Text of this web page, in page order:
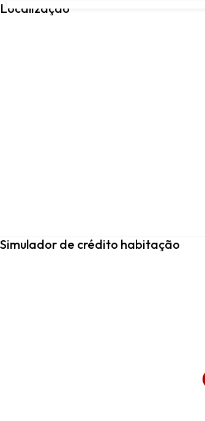
Localização
Simulador de crédito habitação